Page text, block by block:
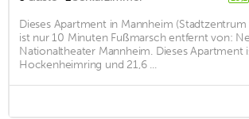
Dieses Apartment in Mannheim
ist nur 10 Minuten Fußmarsch entfernt von:
Nationaltheater Mannheim. Dieses Apartment
Hockenheimring und 21,6 ...